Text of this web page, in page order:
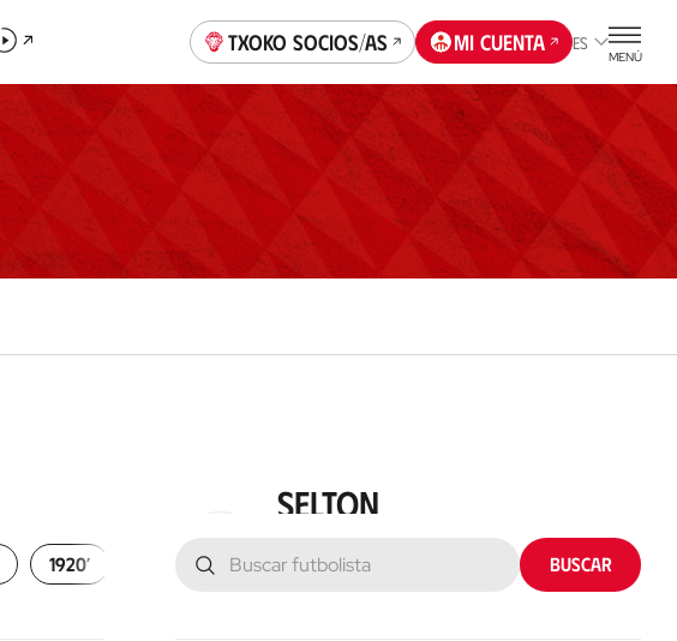
Txoko socios/as Mi cuenta ES
MENÚ
Buscar
1920’ 1900’
Selton
Ver ficha